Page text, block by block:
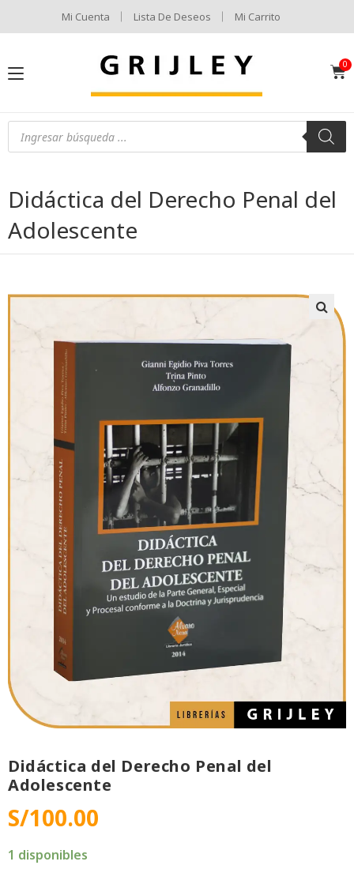
Mi Cuenta Lista De Deseos Mi Carrito
Didáctica del Derecho Penal del
Adolescente
Didáctica del Derecho Penal del
Adolescente
S/100.00
1 disponibles